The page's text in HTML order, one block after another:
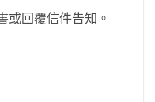
或回覆信件告知。